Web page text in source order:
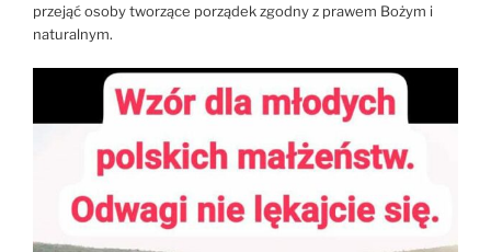
przejąć osoby tworzące porządek zgodny z prawem Bożym i
naturalnym.